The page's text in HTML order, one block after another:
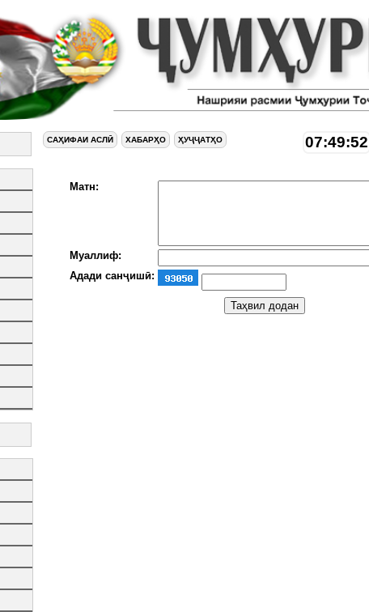
САҲИФАИ АСЛӢ ХАБАРҲО ҲУҶҶАТҲО 07:49:53
Матн:
Муаллиф:
Адади санҷишӣ: